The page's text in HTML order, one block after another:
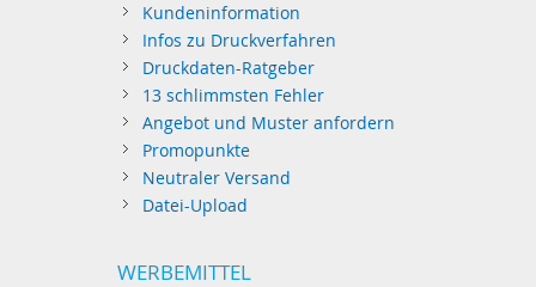
Kundeninformation
Infos zu Druckverfahren
Druckdaten-Ratgeber
13 schlimmsten Fehler
Angebot und Muster anfordern
Promopunkte
Neutraler Versand
Datei-Upload
WERBEMITTEL